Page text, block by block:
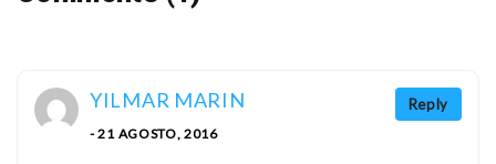
Reply
YILMAR MARIN
- 21 AGOSTO, 2016